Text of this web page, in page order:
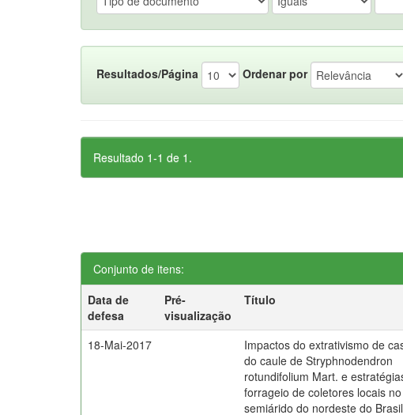
Resultados/Página Ordenar por
Resultado 1-1 de 1.
Conjunto de itens:
Data de
defesa
Pré-
visualização
Título
18-Mai-2017
Impactos do extrativismo de
do caule de Stryphnodendron
rotundifolium Mart. e
forrageio de coletores locais no
semiárido do nordeste do Brasil